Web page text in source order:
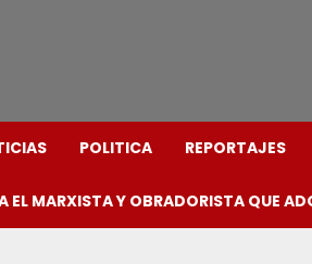
POLITICA REPORTAJES
EL MARXISTA Y OBRADORISTA QUE